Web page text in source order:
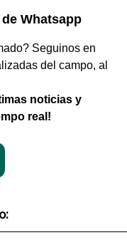
Whatsapp
Seguinos en
del campo, al
noticias y
real!